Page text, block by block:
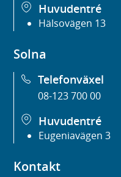
Huvudentré
Hälsovägen 13
Solna
Telefonväxel
08-123 700 00
Huvudentré
Eugeniavägen 3
Kontakt